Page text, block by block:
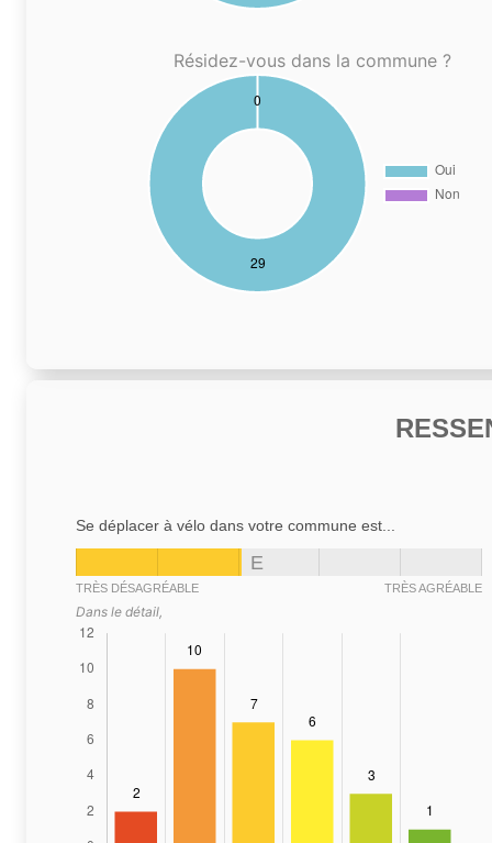
Résidez-vous dans la commune ?
Se déplacer à vélo dans votre commune est...
E
TRÈS DÉSAGRÉABLE TRÈS AGRÉABLE
Dans le détail,